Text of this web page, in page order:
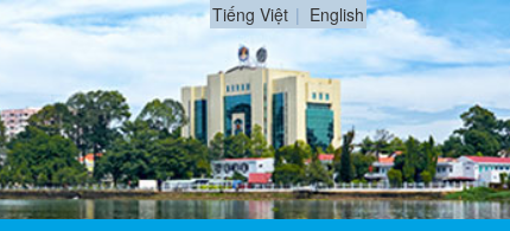
Tiếng Việt English